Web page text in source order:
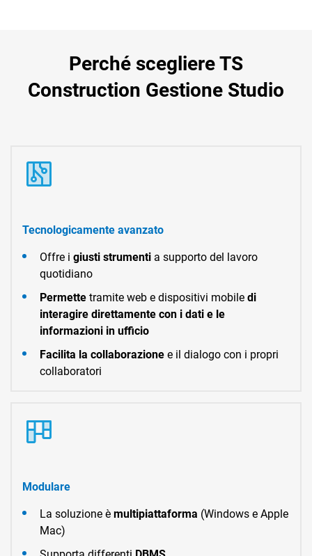
Perché scegliere TS
Construction Gestione Studio
Tecnologicamente avanzato
Offre i giusti strumenti a supporto del lavoro
quotidiano
Permette tramite web e dispositivi mobile di
interagire direttamente con i dati e le
informazioni in ufficio
Facilita la collaborazione e il dialogo con i propri
collaboratori
Modulare
La soluzione è multipiattaforma (Windows e Apple
Mac)